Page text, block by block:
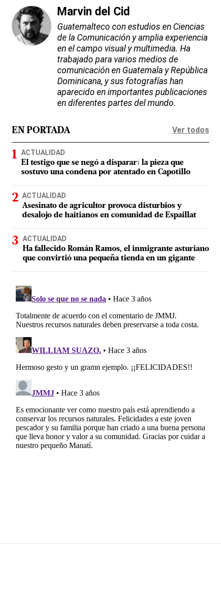
Marvin del Cid
Guatemalteco con estudios en Ciencias
de la Comunicación y amplia experiencia
en el campo visual y multimedia. Ha
trabajado para varios medios de
comunicación en Guatemala y República
Dominicana, y sus fotografías han
aparecido en importantes publicaciones
en diferentes partes del mundo.
EN PORTADA Ver todos
ACTUALIDAD
El testigo que se negó a disparar: la pieza que
sostuvo una condena por atentado en Capotillo
ACTUALIDAD
Asesinato de agricultor provoca disturbios y
desalojo de haitianos en comunidad de Espaillat
ACTUALIDAD
Ha fallecido Román Ramos, el inmigrante asturiano
que convirtió una pequeña tienda en un gigante